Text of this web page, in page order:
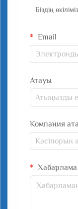
Біздің
Email
Атауы
Компания
Хабарлама